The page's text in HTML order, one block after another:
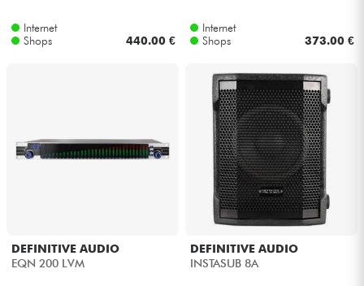
Internet
Shops
440.00 €
Internet
Shops
373.00 €
DEFINITIVE AUDIO
EQN 200 LVM
DEFINITIVE AUDIO
INSTASUB 8A